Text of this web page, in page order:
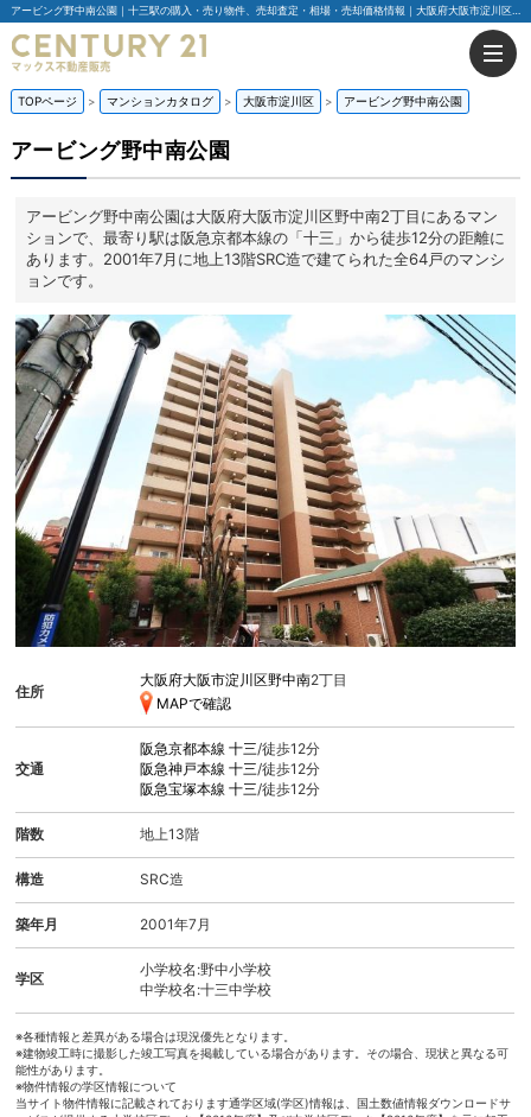
アービング野中南公園｜十三駅の購入・売り物件、売却査定・相場・売却価格情報｜大阪府大阪市淀川区野中南2丁目のマンション情報｜センチュリー21マックス不動産販売
TOPページ マンションカタログ 大阪市淀川区 アービング野中南公園
アービング野中南公園
アービング野中南公園は大阪府大阪市淀川区野中南2丁目にあるマン
ションで、最寄り駅は阪急京都本線の「十三」から徒歩12分の距離に
あります。2001年7月に地上13階SRC造で建てられた全64戸のマンシ
ョンです。
住所
大阪府大阪市淀川区野中南2丁目
MAPで確認
交通
阪急京都本線十三/徒歩12分
阪急神戸本線十三/徒歩12分
阪急宝塚本線十三/徒歩12分
階数 地上13階
構造 SRC造
築年月 2001年7月
学区
小学校名:野中小学校
中学校名:十三中学校
※各種情報と差異がある場合は現況優先となります。
※建物竣工時に撮影した竣工写真を掲載している場合があります。その場合、現状と異なる可
能性があります。
※物件情報の学区情報について
当サイト物件情報に記載されております通学区域(学区)情報は、国土数値情報ダウンロードサ